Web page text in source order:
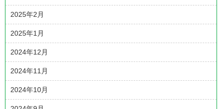
2025年2月
2025年1月
2024年12月
2024年11月
2024年10月